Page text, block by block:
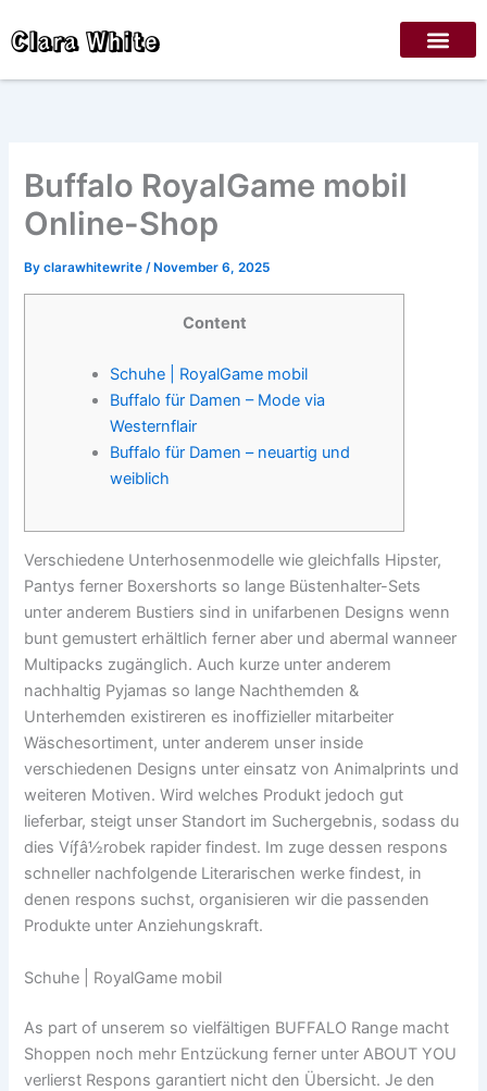
toClara White
Buffalo RoyalGame mobil
Online-Shop
Byclarawhitewrite/ November 6, 2025
Content
Schuhe | RoyalGame mobil
Buffalo für Damen – Mode via
Westernflair
Buffalo für Damen – neuartig und
weiblich
Verschiedene Unterhosenmodelle wie gleichfalls Hipster,
Pantys ferner Boxershorts so lange Büstenhalter-Sets
unter anderem Bustiers sind in unifarbenen Designs wenn
bunt gemustert erhältlich ferner aber und abermal wanneer
Multipacks zugänglich. Auch kurze unter anderem
nachhaltig Pyjamas so lange Nachthemden &
Unterhemden existireren es inoffizieller mitarbeiter
Wäschesortiment, unter anderem unser inside
verschiedenen Designs unter einsatz von Animalprints und
weiteren Motiven.Wird welches Produkt jedoch gut
lieferbar, steigt unser Standort im Suchergebnis, sodass du
dies Víƒâ½robek rapider findest. Im zuge dessen respons
schneller nachfolgende Literarischen werke findest, in
denen respons suchst, organisieren wir die passenden
Produkte unter Anziehungskraft.
Schuhe | RoyalGame mobil
As part of unserem so vielfältigen BUFFALO Range macht
Shoppen noch mehr Entzückung ferner unter ABOUT YOU
verlierst Respons garantiert nicht den Übersicht. Je den